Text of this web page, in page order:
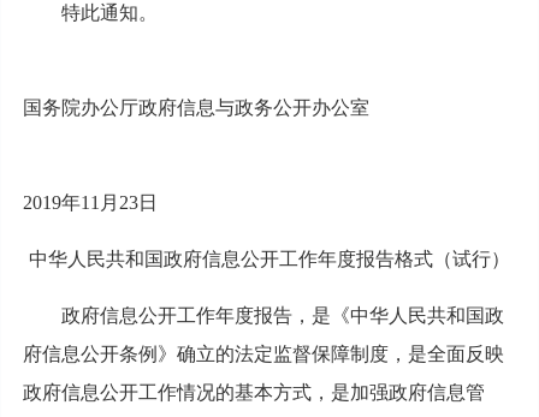
特此通知。
国务院办公厅政府信息与政务公开办公室
2019年11月23日
中华人民共和国政府信息公开工作年度报告格式（试行）
政府信息公开工作年度报告，是《中华人民共和国政
府信息公开条例》确立的法定监督保障制度，是全面反映
政府信息公开工作情况的基本方式，是加强政府信息管